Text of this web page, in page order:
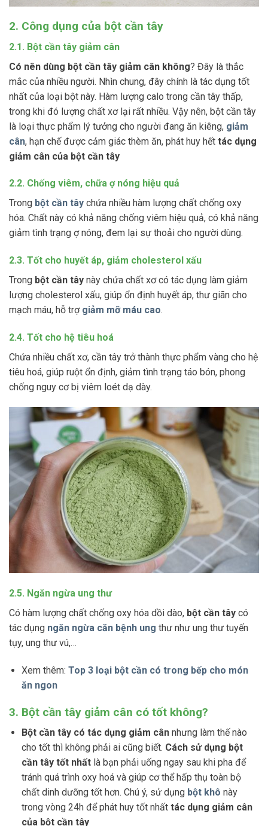
2. Công dụng của bột cần tây
2.1. Bột cần tây giảm cân
Có nên dùng bột cần tây giảm cân không? Đây là thắc
mắc của nhiều người. Nhìn chung, đây chính là tác dụng tốt
nhất của loại bột này. Hàm lượng calo trong cần tây thấp,
trong khi đó lượng chất xơ lại rất nhiều. Vậy nên, bột cần tây
là loại thực phẩm lý tưởng cho người đang ăn kiêng, giảm
cân, hạn chế được cảm giác thèm ăn, phát huy hết tác dụng
giảm cân của bột cần tây
2.2. Chống viêm, chữa ợ nóng hiệu quả
Trong bột cần tây chứa nhiều hàm lượng chất chống oxy
hóa. Chất này có khả năng chống viêm hiệu quả, có khả năng
giảm tình trạng ợ nóng, đem lại sự thoải cho người dùng.
2.3. Tốt cho huyết áp, giảm cholesterol xấu
Trong bột cần tây này chứa chất xơ có tác dụng làm giảm
lượng cholesterol xấu, giúp ổn định huyết áp, thư giãn cho
mạch máu, hỗ trợ giảm mỡ máu cao.
2.4. Tốt cho hệ tiêu hoá
Chứa nhiều chất xơ, cần tây trở thành thực phẩm vàng cho hệ
tiêu hoá, giúp ruột ổn định, giảm tình trạng táo bón, phong
chống nguy cơ bị viêm loét dạ dày.
2.5. Ngăn ngừa ung thư
Có hàm lượng chất chống oxy hóa dồi dào, bột cần tây có
tác dụng ngăn ngừa căn bệnh ung thư như ung thư tuyến
tụy, ung thư vú,…
Xem thêm: Top 3 loại bột cần có trong bếp cho món
ăn ngon
3. Bột cần tây giảm cân có tốt không?
Bột cần tây có tác dụng giảm cânnhưng làm thế nào
cho tốt thì không phải ai cũng biết. Cách sử dụng bột
cần tây tốt nhấtlà bạn phải uống ngay sau khi pha để
tránh quá trình oxy hoá và giúp cơ thể hấp thụ toàn bộ
chất dinh dưỡng tốt hơn. Chú ý, sử dụng bột khô này
trong vòng 24h để phát huy tốt nhất tác dụng giảm cân
của bột cần tây